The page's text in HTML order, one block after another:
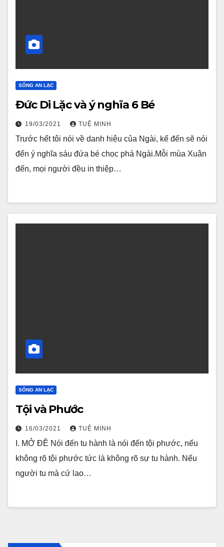
SỐNG AN LẠC
Đức Di Lặc và ý nghĩa 6 Bé
19/03/2021 TUỆ MINH
Trước hết tôi nói về danh hiệu của Ngài, kế đến sẽ nói
đến ý nghĩa sáu đứa bé chọc phá Ngài.Mỗi mùa Xuân
đến, mọi người đều in thiệp…
SỐNG AN LẠC
Tội và Phước
16/03/2021 TUỆ MINH
I. MỞ ĐỀ Nói đến tu hành là nói đến tội phước, nếu
không rõ tội phước tức là không rõ sự tu hành. Nếu
người tu mà cứ lao…